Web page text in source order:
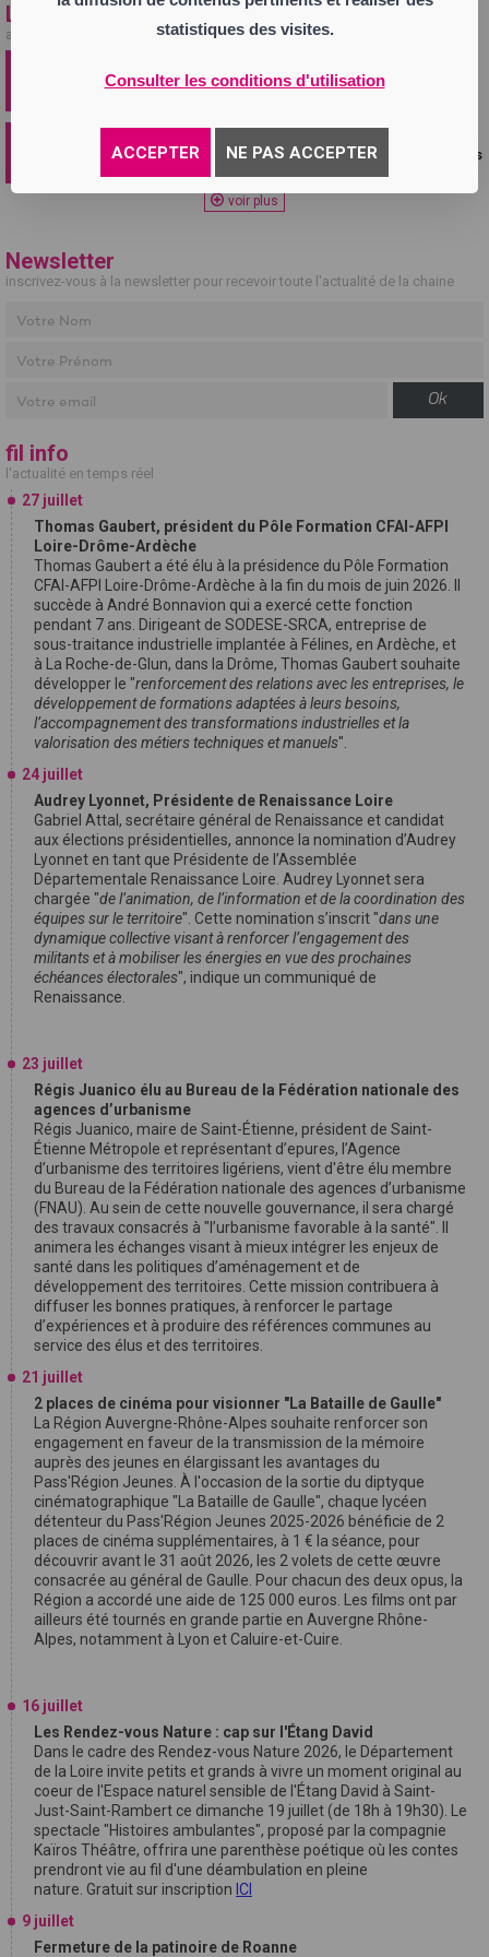
statistiques des visites.
Consulter les conditions d'utilisation
ACCEPTER NE PAS ACCEPTER
Les + vus
articles, replays, vidéos les plus populaires !
Orages : la Loire placée en vigilance orange
Loire : un adolescent de 15 ans succombe à ses
voir plus
Newsletter
inscrivez-vous à la newsletter pour recevoir toute l'actualité de la chaine
Ok
fil info
l'actualité en temps réel
27 juillet
Thomas Gaubert, président du Pôle Formation CFAI-AFPI
Loire-Drôme-Ardèche
Thomas Gaubert a été élu à la présidence du Pôle Formation
CFAI-AFPI Loire-Drôme-Ardèche à la fin du mois de juin 2026. Il
succède à André Bonnavion qui a exercé cette fonction
pendant 7 ans. Dirigeant de SODESE-SRCA, entreprise de
sous-traitance industrielle implantée à Félines, en Ardèche, et
à La Roche-de-Glun, dans la Drôme, Thomas Gaubert souhaite
développer le "renforcement des relations avec les entreprises, le
développement de formations adaptées à leurs besoins,
l’accompagnement des transformations industrielles et la
valorisation des métiers techniques et manuels".
24 juillet
Audrey Lyonnet, Présidente de Renaissance Loire
Gabriel Attal, secrétaire général de Renaissance et candidat
aux élections présidentielles, annonce la nomination d’Audrey
Lyonnet en tant que Présidente de l’Assemblée
Départementale Renaissance Loire. Audrey Lyonnet sera
chargée "de l’animation, de l’information et de la coordination des
équipes sur le territoire". Cette nomination s’inscrit "dans une
dynamique collective visant à renforcer l’engagement des
militants et à mobiliser les énergies en vue des prochaines
échéances électorales", indique un communiqué de
Renaissance.
23 juillet
Régis Juanico élu au Bureau de la Fédération nationale des
agences d’urbanisme
Régis Juanico, maire de Saint-Étienne, président de Saint-
Étienne Métropole et représentant d’epures, l’Agence
d’urbanisme des territoires ligériens, vient d'être élu membre
du Bureau de la Fédération nationale des agences d’urbanisme
(FNAU). Au sein de cette nouvelle gouvernance, il sera chargé
des travaux consacrés à "l’urbanisme favorable à la santé". Il
animera les échanges visant à mieux intégrer les enjeux de
santé dans les politiques d’aménagement et de
développement des territoires. Cette mission contribuera à
diffuser les bonnes pratiques, à renforcer le partage
d’expériences et à produire des références communes au
service des élus et des territoires.
21 juillet
2 places de cinéma pour visionner "La Bataille de Gaulle"
La Région Auvergne-Rhône-Alpes souhaite renforcer son
engagement en faveur de la transmission de la mémoire
auprès des jeunes en élargissant les avantages du
Pass'Région Jeunes. À l'occasion de la sortie du diptyque
cinématographique "La Bataille de Gaulle", chaque lycéen
détenteur du Pass'Région Jeunes 2025-2026 bénéficie de 2
places de cinéma supplémentaires, à 1 € la séance, pour
découvrir avant le 31 août 2026, les 2 volets de cette œuvre
consacrée au général de Gaulle. Pour chacun des deux opus, la
Région a accordé une aide de 125 000 euros. Les films ont par
ailleurs été tournés en grande partie en Auvergne Rhône-
Alpes, notamment à Lyon et Caluire-et-Cuire.
16 juillet
Les Rendez-vous Nature : cap sur l'Étang David
Dans le cadre des Rendez-vous Nature 2026, le Département
de la Loire invite petits et grands à vivre un moment original au
coeur de l'Espace naturel sensible de l'Étang David à Saint-
Just-Saint-Rambert ce dimanche 19 juillet (de 18h à 19h30). Le
spectacle "Histoires ambulantes", proposé par la compagnie
Kaïros Théâtre, offrira une parenthèse poétique où les contes
prendront vie au fil d'une déambulation en pleine
nature. Gratuit sur inscription ICI
9 juillet
Fermeture de la patinoire de Roanne